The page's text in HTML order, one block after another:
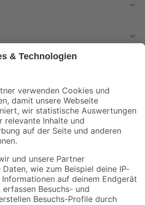
Angebote und Aktionen mehr verpassen!
Versandarten